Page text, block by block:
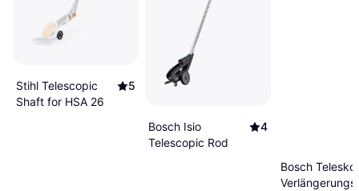
Stihl Telescopic
Shaft for HSA 26
5
Bosch Isio
Telescopic Rod
4
Bosch